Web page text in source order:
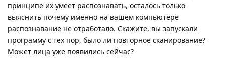
принципе их умеет распознавать, осталось только
выяснить почему именно на вашем компьютере
распознавание не отработало. Скажите, вы запускали
программу с тех пор, было ли повторное сканирование?
Может лица уже появились сейчас?